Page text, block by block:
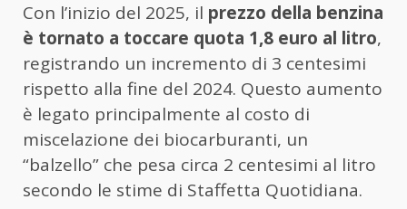
Con l’inizio del 2025, il prezzo della benzina
è tornato a toccare quota 1,8 euro al litro,
registrando un incremento di 3 centesimi
rispetto alla fine del 2024. Questo aumento
è legato principalmente al costo di
miscelazione dei biocarburanti, un
“balzello” che pesa circa 2 centesimi al litro
secondo le stime di Staffetta Quotidiana.